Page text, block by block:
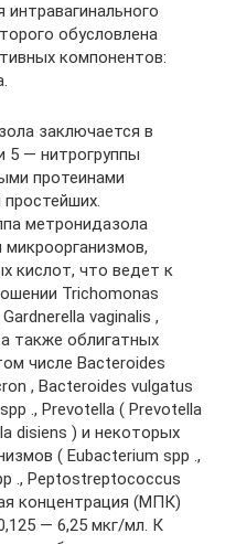
обусловлена
компонентов:
заключается в
5 — нитрогруппы
протеинами
метронидазола
кислот, что ведет к
Trichomonas
vaginalis ,
также облигатных
числе Bacteroides
, Bacteroides vulgatus
., Prevotella ( Prevotella
disiens ) и некоторых
( Eubacterium spp .,
., Peptostreptococcus
концентрация (МПК)
— 6,25 мкг/мл. К